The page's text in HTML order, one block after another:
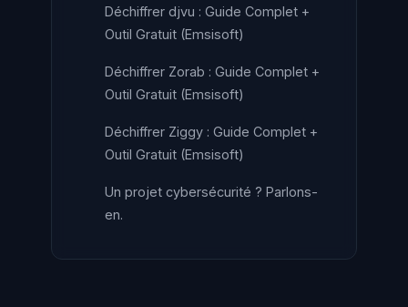
Déchiffrer djvu : Guide Complet +
Outil Gratuit (Emsisoft)
Déchiffrer Zorab : Guide Complet +
Outil Gratuit (Emsisoft)
Déchiffrer Ziggy : Guide Complet +
Outil Gratuit (Emsisoft)
Un projet cybersécurité ? Parlons-
en.